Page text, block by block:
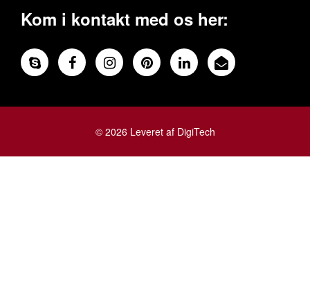
Kom i kontakt med os her:
© 2026 Leveret af DigiTech